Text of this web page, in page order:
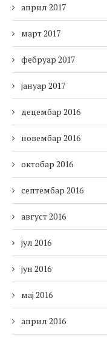
април 2017
март 2017
фебруар 2017
јануар 2017
децембар 2016
новембар 2016
октобар 2016
септембар 2016
август 2016
јул 2016
јун 2016
мај 2016
април 2016